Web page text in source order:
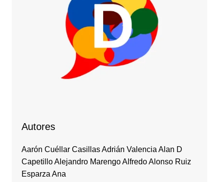
Autores
Aarón Cuéllar Casillas Adrián Valencia Alan D
Capetillo Alejandro Marengo Alfredo Alonso Ruiz
Esparza Ana